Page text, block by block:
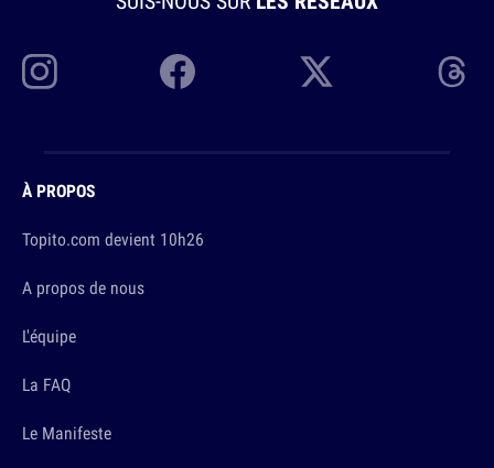
À PROPOS
Topito.com devient 10h26
A propos de nous
L'équipe
La FAQ
Le Manifeste